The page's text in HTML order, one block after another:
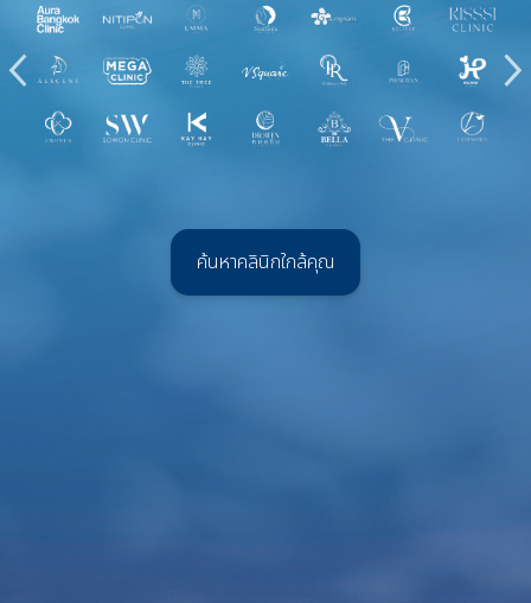
ค้นหาคลินิกใกล้คุณ
‹ ›